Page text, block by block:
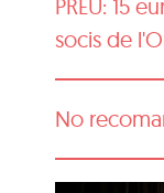
PREU: 15
socis de
No